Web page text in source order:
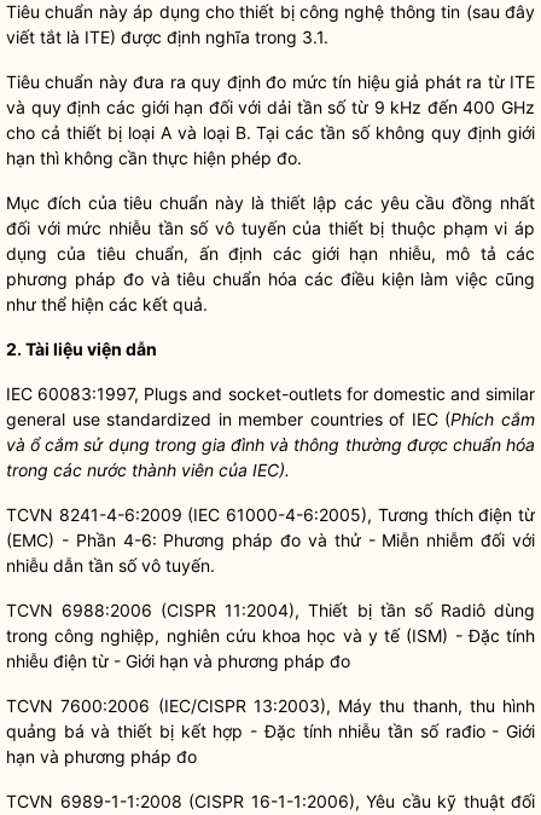
Tiêu chuẩn này áp dụng cho thiết bị công nghệ thông tin (sau đây
viết tắt là ITE) được định nghĩa trong 3.1.
Tiêu chuẩn này đưa ra quy định đo mức tín hiệu giả phát ra từ ITE
và quy định các giới hạn đối với dải tần số từ 9 kHz đến 400 GHz
cho cả thiết bị loại A và loại B. Tại các tần số không quy định giới
hạn thì không cần thực hiện phép đo.
Mục đích của tiêu chuẩn này là thiết lập các yêu cầu đồng nhất
đối với mức nhiễu tần số vô tuyến của thiết bị thuộc phạm vi áp
dụng của tiêu chuẩn, ấn định các giới hạn nhiễu, mô tả các
phương pháp đo và tiêu chuẩn hóa các điều kiện làm việc cũng
như thể hiện các kết quả.
2. Tài liệu viện dẫn
IEC 60083:1997, Plugs and socket-outlets for domestic and similar
general use standardized in member countries of IEC (Phích cắm
và ổ cắm sử dụng trong gia đình và thông thường được chuẩn hóa
trong các nước thành viên của IEC).
TCVN 8241-4-6:2009 (IEC 61000-4-6:2005), Tương thích điện từ
(EMC) - Phần 4-6: Phương pháp đo và thử - Miễn nhiễm đối với
nhiễu dẫn tần số vô tuyến.
TCVN 6988:2006 (CISPR 11:2004), Thiết bị tần số Radiô dùng
trong công nghiệp, nghiên cứu khoa học và y tế (ISM) - Đặc tính
nhiễu điện từ - Giới hạn và phương pháp đo
TCVN 7600:2006 (IEC/CISPR 13:2003), Máy thu thanh, thu hình
quảng bá và thiết bị kết hợp - Đặc tính nhiễu tần số rađio - Giới
hạn và phương pháp đo
TCVN 6989-1-1:2008 (CISPR 16-1-1:2006), Yêu cầu kỹ thuật đối